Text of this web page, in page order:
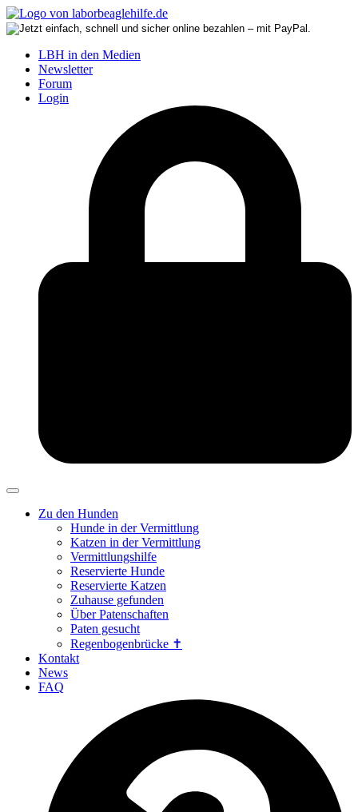
LBH in den Medien
Newsletter
Forum
Login
Zu den Hunden
Hunde in der Vermittlung
Katzen in der Vermittlung
Vermittlungshilfe
Reservierte Hunde
Reservierte Katzen
Zuhause gefunden
Über Patenschaften
Paten gesucht
Regenbogenbrücke ✝
Kontakt
News
FAQ